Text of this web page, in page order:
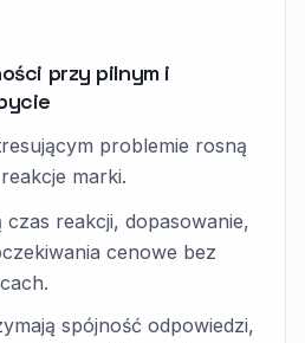
przy pilnym i
problemie rosną
marki.
reakcji, dopasowanie,
cenowe bez
spójność odpowiedzi,